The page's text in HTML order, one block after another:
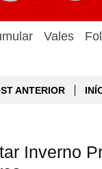
Vales
ANTERIOR
Inverno